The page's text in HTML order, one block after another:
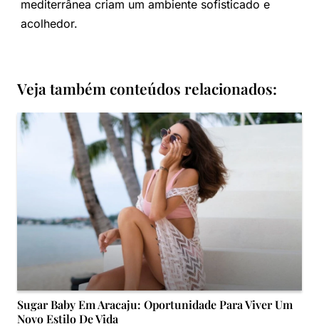
mediterrânea criam um ambiente sofisticado e
acolhedor.
Veja também conteúdos relacionados:
Sugar Baby Em Aracaju: Oportunidade Para Viver Um
Novo Estilo De Vida